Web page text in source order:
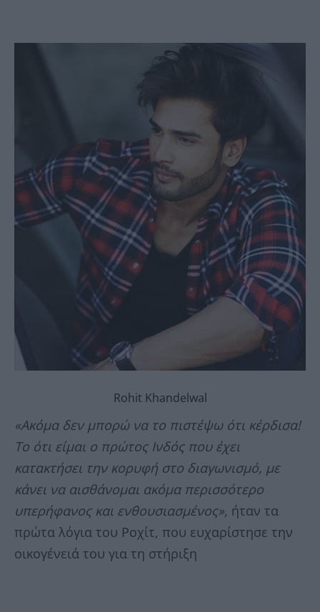
Rohit Khandelwal
«Ακόμα δεν μπορώ να το πιστέψω ότι κέρδισα!
Το ότι είμαι ο πρώτος Ινδός που έχει
κατακτήσει την κορυφή στο διαγωνισμό, με
κάνει να αισθάνομαι ακόμα περισσότερο
υπερήφανος και ενθουσιασμένος», ήταν τα
πρώτα λόγια του Ροχίτ, που ευχαρίστησε την
οικογένειά του για τη στήριξη